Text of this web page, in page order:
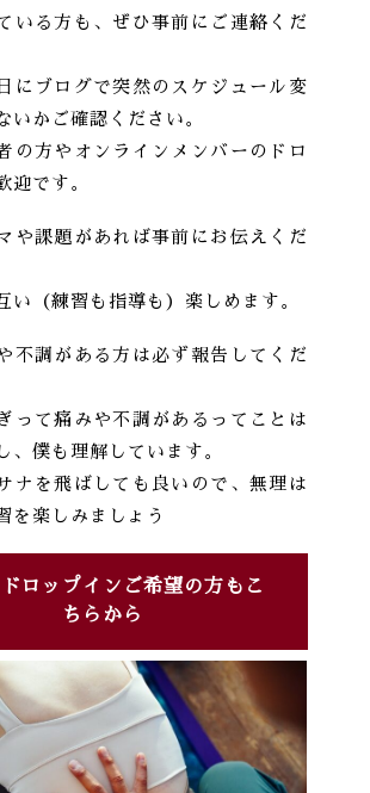
いる方も、ぜひ事前にご連絡くだ
にブログで突然のスケジュール変
いかご確認ください。
の方やオンラインメンバーのドロ
迎です。
や課題があれば事前にお伝えくだ
い（練習も指導も）楽しめます。
不調がある方は必ず報告してくだ
って痛みや不調があるってことは
、僕も理解しています。
ナを飛ばしても良いので、無理は
を楽しみましょう
ロップインご希望の方もこ
ちらから